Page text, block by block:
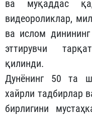
ва муқаддас
видеороликлар,
ва ислом
эттирувчи
қилинди.
Дунёнинг 50 та
хайрли тадбирлар
бирлигини